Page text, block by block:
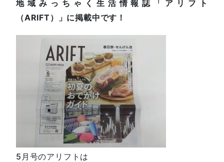
地域みっちゃく生活情報誌「アリフト
（ARIFT）」に掲載中です！
5月号のアリフトは